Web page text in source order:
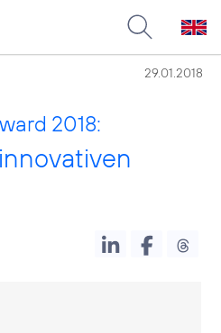
29.01.2018
2018: